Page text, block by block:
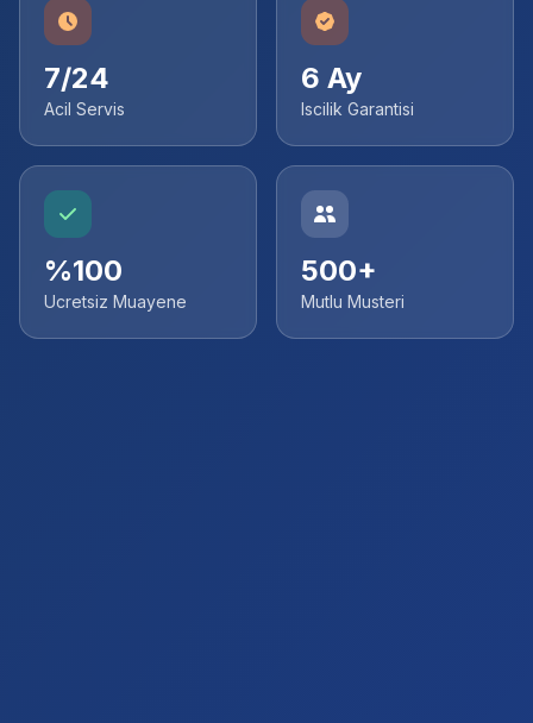
7/24
Acil Servis
6 Ay
Iscilik Garantisi
%100
Ucretsiz Muayene
500+
Mutlu Musteri